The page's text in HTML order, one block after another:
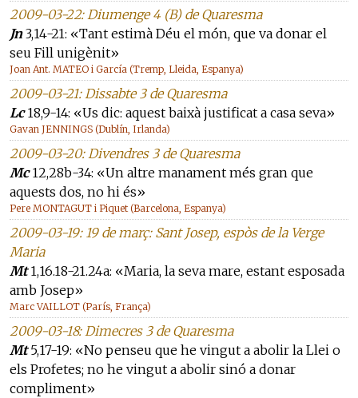
2009-03-22: Diumenge 4 (B) de Quaresma
Jn3,14-21: «Tant estimà Déu el món, que va donar el
seu Fill unigènit»
Joan Ant. MATEO i García (Tremp, Lleida, Espanya)
2009-03-21: Dissabte 3 de Quaresma
Lc18,9-14: «Us dic: aquest baixà justificat a casa seva»
Gavan JENNINGS (Dublín, Irlanda)
2009-03-20: Divendres 3 de Quaresma
Mc12,28b-34: «Un altre manament més gran que
aquests dos, no hi és»
Pere MONTAGUT i Piquet (Barcelona, Espanya)
2009-03-19: 19 de març: Sant Josep, espòs de la Verge
Maria
Mt1,16.18-21.24a: «Maria, la seva mare, estant esposada
amb Josep»
Marc VAILLOT (París, França)
2009-03-18: Dimecres 3 de Quaresma
Mt5,17-19: «No penseu que he vingut a abolir la Llei o
els Profetes; no he vingut a abolir sinó a donar
compliment»